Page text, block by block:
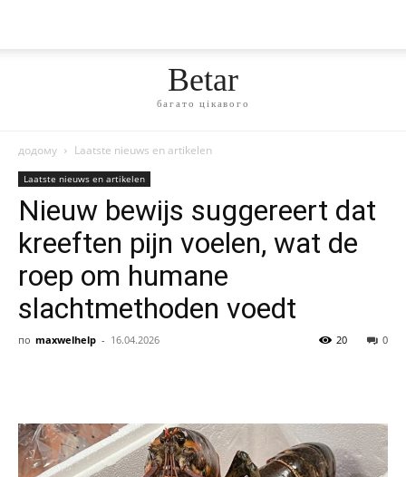
Betar
багато цікавого
додому Laatste nieuws en artikelen
Laatste nieuws en artikelen
Nieuw bewijs suggereert dat
kreeften pijn voelen, wat de
roep om humane
slachtmethoden voedt
по maxwelhelp - 16.04.2026 0
20